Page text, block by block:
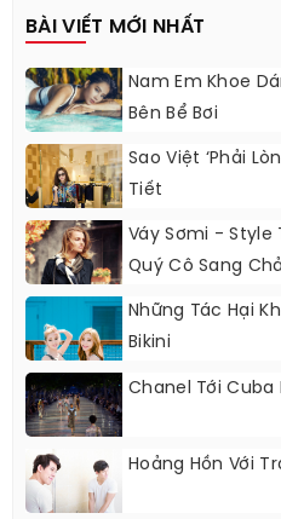
BÀI VIẾT MỚI NHẤT
Nam Em Khoe
Bên Bể Bơi
Sao Việt ‘phải
Tiết
Váy Sơmi - Style
Quý Cô Sang
Những Tác Hại
Bikini
Chanel Tới Cuba
Hoảng Hồn Với